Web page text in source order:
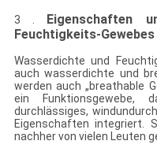
3 . Eigenschaften
Feuchtigkeits-Gewebes
Wasserdichte und
auch wasserdichte und
werden auch „breathable
ein Funktionsgewebe,
durchlässiges,
Eigenschaften integriert.
nachher von vielen Leuten